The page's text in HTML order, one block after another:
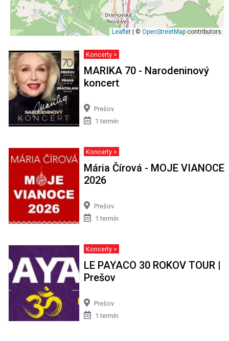
Leaflet | © OpenStreetMap contributors
Koncerty >
MARIKA 70 - Narodeninový
koncert
Prešov
1 termín
Koncerty >
Mária Čírová - MOJE VIANOCE
2026
Prešov
1 termín
Koncerty >
LE PAYACO 30 ROKOV TOUR |
Prešov
Prešov
1 termín